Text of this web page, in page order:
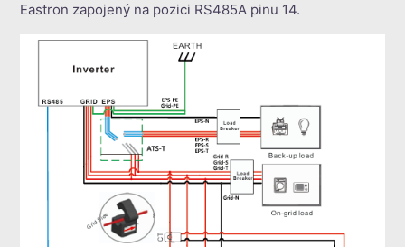
Eastron zapojený na pozici RS485A pinu 14.